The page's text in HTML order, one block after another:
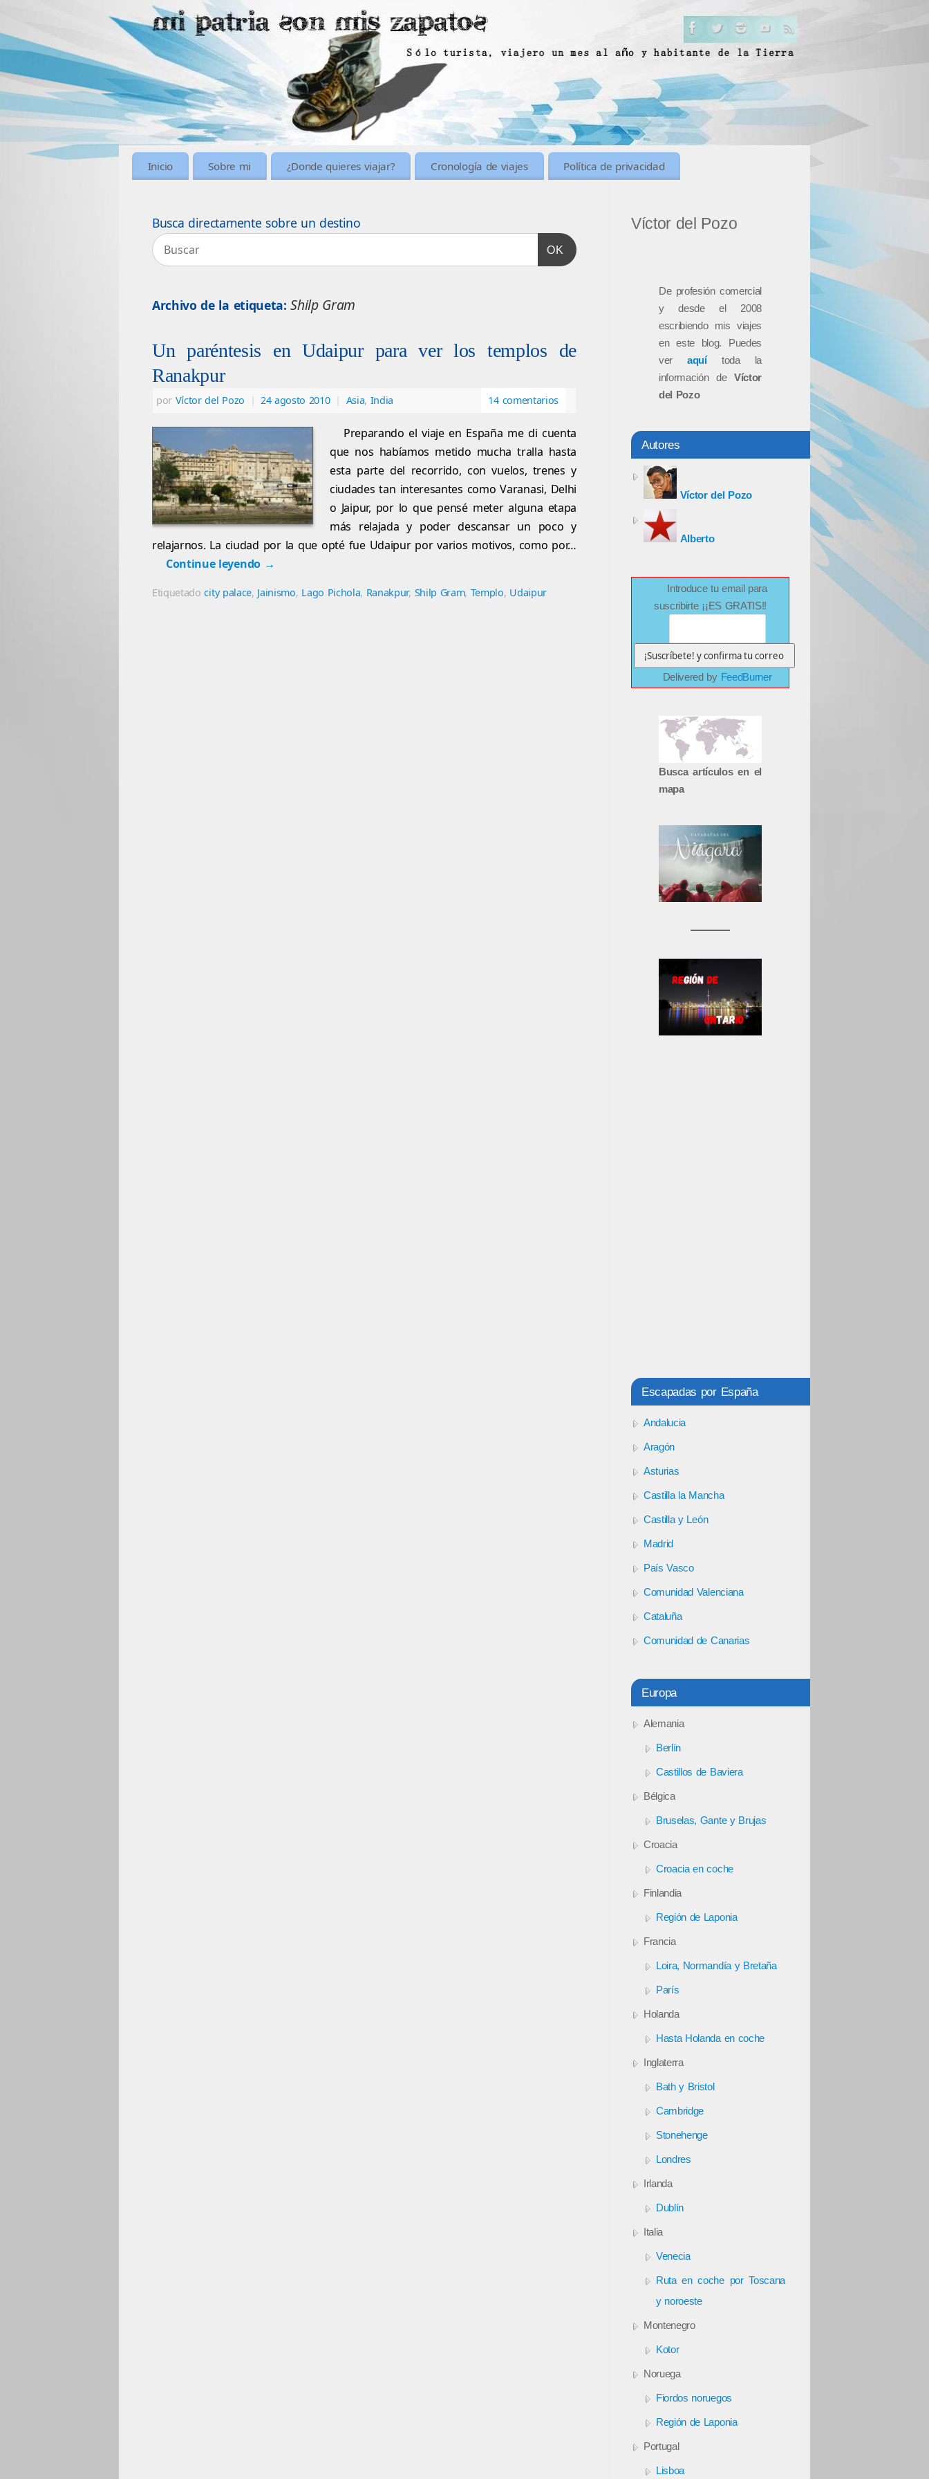
Inicio Sobre mi ¿Donde quieres viajar? Cronología de viajes Política de privacidad
Busca directamente sobre un destino
OK
Archivo de la etiqueta:Shilp Gram
Un paréntesis en Udaipur para ver los templos de
Ranakpur
por Víctor del Pozo 24 agosto 2010 Asia, India 14 comentarios
Preparando el viaje en España me di cuenta
que nos habíamos metido mucha tralla hasta
esta parte del recorrido, con vuelos, trenes y
ciudades tan interesantes como Varanasi, Delhi
o Jaipur, por lo que pensé meter alguna etapa
más relajada y poder descansar un poco y
relajarnos. La ciudad por la que opté fue Udaipur por varios motivos, como por…
Continue leyendo →
Etiquetadocity palace, Jainismo, Lago Pichola, Ranakpur, Shilp Gram, Templo, Udaipur
Víctor del Pozo
De profesión comercial
y desde el 2008
escribiendo mis viajes
en este blog. Puedes
veraquítoda la
información de Víctor
del Pozo
Autores
Víctor del Pozo
Alberto
Introduce tu email para
suscribirte ¡¡ES GRATIS!!
Delivered by FeedBurner
Busca artículos en el
mapa
Escapadas por España
Andalucia
Aragón
Asturias
Castilla la Mancha
Castilla y León
Madrid
País Vasco
Comunidad Valenciana
Cataluña
Comunidad de Canarias
Europa
Alemania
Berlín
Castillos de Baviera
Bélgica
Bruselas, Gante y Brujas
Croacia
Croacia en coche
Finlandia
Región de Laponia
Francia
Loira, Normandía y Bretaña
París
Holanda
Hasta Holanda en coche
Inglaterra
Bath y Bristol
Cambridge
Stonehenge
Londres
Irlanda
Dublín
Italia
Venecia
Ruta en coche por Toscana
y noroeste
Montenegro
Kotor
Noruega
Fiordos noruegos
Región de Laponia
Portugal
Lisboa